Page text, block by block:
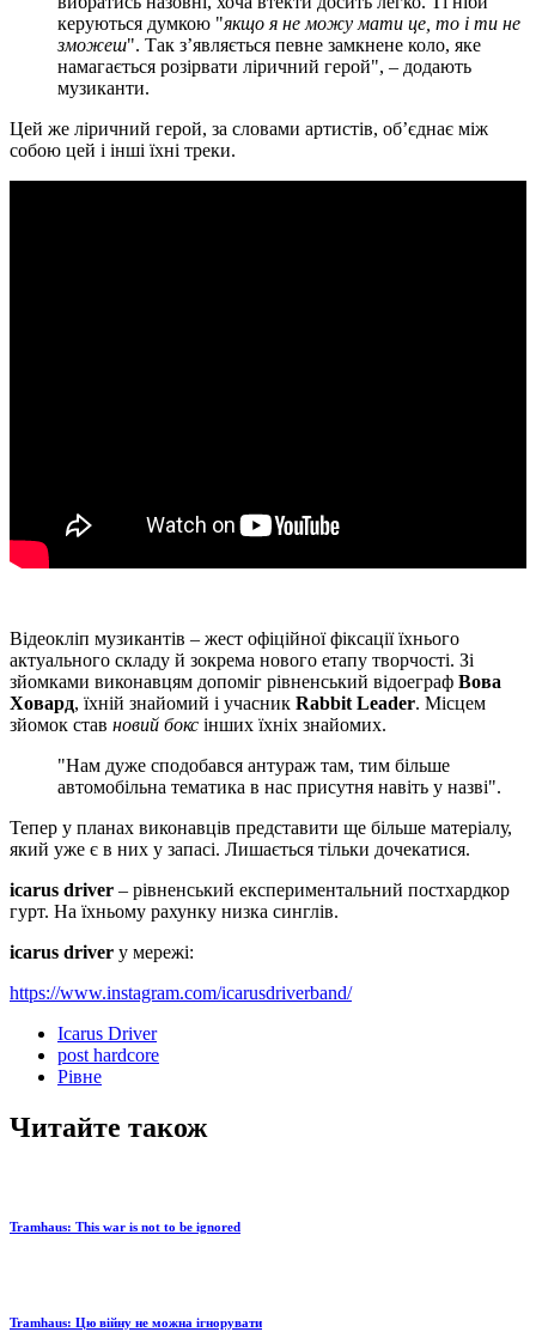
керуються думкою "якщо я не можу мати це, то і ти не
зможеш". Так з’являється певне замкнене коло, яке
намагається розірвати ліричний герой", – додають
музиканти.
Цей же ліричний герой, за словами артистів, об’єднає між
собою цей і інші їхні треки.
Відеокліп музикантів – жест офіційної фіксації їхнього
актуального складу й зокрема нового етапу творчості. Зі
зйомками виконавцям допоміг рівненський відоеграф Вова
Ховард, їхній знайомий і учасник Rabbit Leader. Місцем
зйомок став новий бокс інших їхніх знайомих.
"Нам дуже сподобався антураж там, тим більше
автомобільна тематика в нас присутня навіть у назві".
Тепер у планах виконавців представити ще більше матеріалу,
який уже є в них у запасі. Лишається тільки дочекатися.
icarus driver – рівненський експериментальний постхардкор
гурт. На їхньому рахунку низка синглів.
icarus driver у мережі:
https://www.instagram.com/icarusdriverband/
Icarus Driver
post hardcore
Рівне
Читайте також
Tramhaus: Тhis war is not to be ignored
Tramhaus: Цю війну не можна ігнорувати